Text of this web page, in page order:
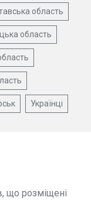
область
область
Українці
що розміщені